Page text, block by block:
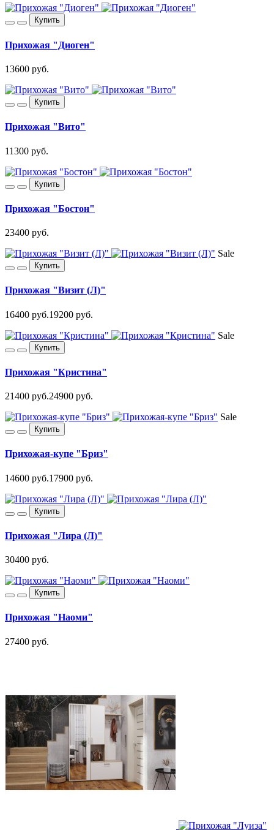
Купить
Прихожая "Диоген"
13600 руб.
Купить
Прихожая "Вито"
11300 руб.
Купить
Прихожая "Бостон"
23400 руб.
Sale
Купить
Прихожая "Визит (Л)"
16400 руб.19200 руб.
Sale
Купить
Прихожая "Кристина"
21400 руб.24900 руб.
Sale
Купить
Прихожая-купе "Бриз"
14600 руб.17900 руб.
Купить
Прихожая "Лира (Л)"
30400 руб.
Купить
Прихожая "Наоми"
27400 руб.